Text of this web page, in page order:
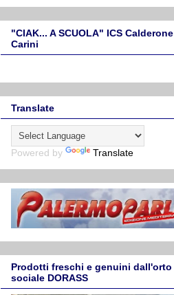
"CIAK... A SCUOLA" ICS Calderone
Carini
Translate
Powered by Translate
Prodotti freschi e genuini dall'orto
sociale DORASS